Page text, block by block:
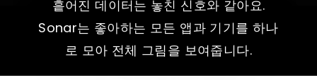
흩어진 데이터는 놓친 신호와 같아요.
Sonar는 좋아하는 모든 앱과 기기를 하나
로 모아 전체 그림을 보여줍니다.